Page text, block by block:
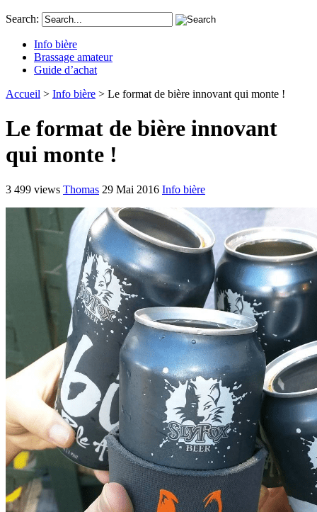
Search:
Info bière
Brassage amateur
Guide d’achat
Accueil > Info bière > Le format de bière innovant qui monte !
Le format de bière innovant
qui monte !
3 499 views Thomas 29 Mai 2016 Info bière